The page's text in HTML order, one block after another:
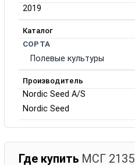
2019
Каталог
СОРТА
Полевые культуры
Производитель
Nordic Seed A/S
Nordic Seed
Где купить МСГ 2135